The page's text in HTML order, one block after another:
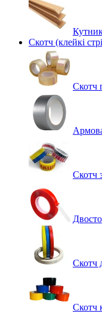
Скотч (клейкі
Скотч
Скотч
Скотч
Скотч